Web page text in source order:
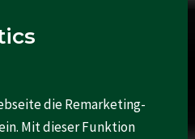
die Remarketing-
Mit dieser Funktion